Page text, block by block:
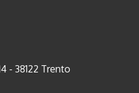
- 38122 Trento